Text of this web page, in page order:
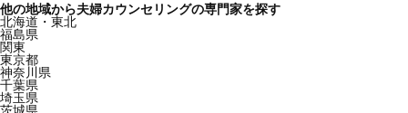
他の地域から夫婦カウンセリングの専門家を探す
北海道・東北
福島県
関東
東京都
神奈川県
千葉県
埼玉県
茨城県